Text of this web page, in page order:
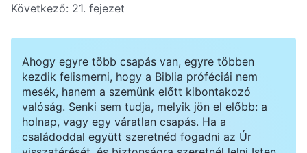
Következő: 21. fejezet
Ahogy egyre több csapás van, egyre többen
kezdik felismerni, hogy a Biblia próféciái nem
mesék, hanem a szemünk előtt kibontakozó
valóság. Senki sem tudja, melyik jön el előbb: a
holnap, vagy egy váratlan csapás. Ha a
családoddal együtt szeretnéd fogadni az Úr